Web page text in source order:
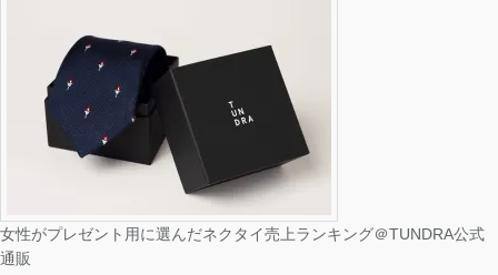
女性がプレゼント用に選んだネクタイ売上ランキング＠TUNDRA公式
通販